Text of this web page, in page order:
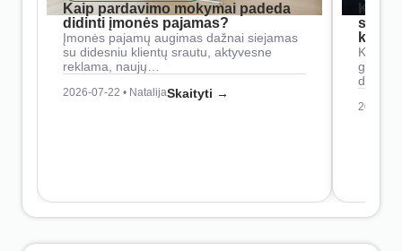
Kaip pardavimo mokymai padeda
didinti įmonės pajamas?
Įmonės pajamų augimas dažnai siejamas
su didesniu klientų srautu, aktyvesne
reklama, naujų…
2026-07-22 • NatalijaSkaityti →
Kaip
2026-